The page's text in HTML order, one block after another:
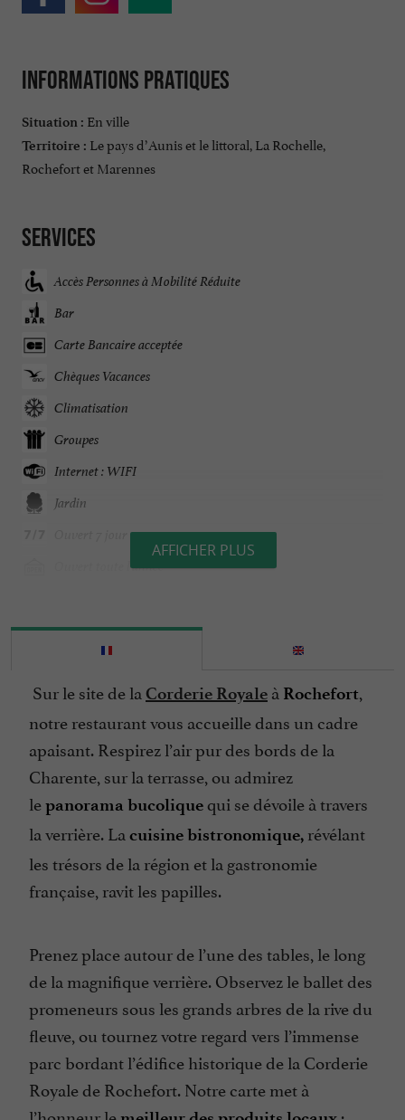
Informations pratiques
Situation : En ville
Territoire : Le pays d’Aunis et le littoral, La Rochelle,
Rochefort et Marennes
Services
Accès Personnes à Mobilité Réduite
Bar
Carte Bancaire acceptée
Chèques Vacances
Climatisation
Groupes
Internet : WIFI
Jardin
Ouvert 7 jour sur 7
Ouvert toute l'année
Parle anglais
Parle espagnol
Salle de Séminaire
Terrasse
Tickets Restaurant
AFFICHER PLUS
Sur le site de la Corderie Royale à Rochefort,
notre restaurant vous accueille dans un cadre
apaisant. Respirez l’air pur des bords de la
Charente, sur la terrasse, ou admirez
lepanorama bucoliquequi se dévoile à travers
la verrière. La cuisine bistronomique, révélant
les trésors de la région et la gastronomie
française, ravit les papilles.
Prenez place autour de l’une des tables, le long
de la magnifique verrière. Observez le ballet des
promeneurs sous les grands arbres de la rive du
fleuve, ou tournez votre regard vers l’immense
parc bordant l’édifice historique de la Corderie
Royale de Rochefort. Notre carte met à